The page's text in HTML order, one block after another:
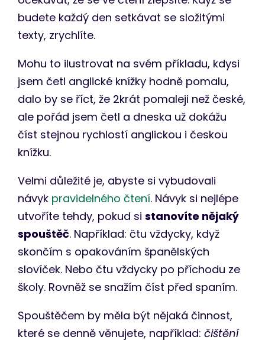
budete každý den setkávat se složitými
texty, zrychlíte.
Mohu to ilustrovat na svém příkladu, kdysi
jsem četl anglické knížky hodně pomalu,
dalo by se říct, že 2krát pomaleji než české,
ale pořád jsem četl a dneska už dokážu
číst stejnou rychlostí anglickou i českou
knížku.
Velmi důležité je, abyste si vybudovali
návyk pravidelného čtení. Návyk si nejlépe
utvoříte tehdy, pokud sistanovíte nějaký
spouštěč. Například: čtu vždycky, když
skončím s opakováním španělských
slovíček. Nebo čtu vždycky po příchodu ze
školy. Rovněž se snažím číst před spaním.
Spouštěčem by měla být nějaká činnost,
které se denně věnujete, například:čištění